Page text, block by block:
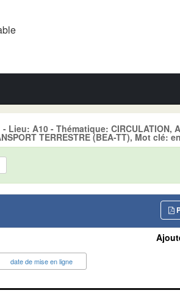
Lieu: A10 - Thématique: CIRCULATION,
TERRESTRE (BEA-TT), Mot clé:
date de mise en ligne